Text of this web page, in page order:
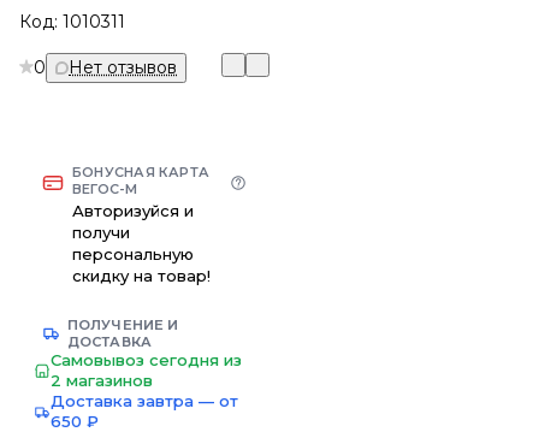
Код: 1010311
0 Нет отзывов
БОНУСНАЯ КАРТА
ВЕГОС-М
Авторизуйся и
получи
персональную
скидку на товар!
ПОЛУЧЕНИЕ И
ДОСТАВКА
Самовывоз сегодня из
2 магазинов
Доставка завтра — от
650 ₽